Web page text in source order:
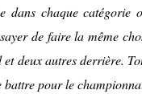
dans chaque catégorie
de faire la même
deux autres derrière.
pour le